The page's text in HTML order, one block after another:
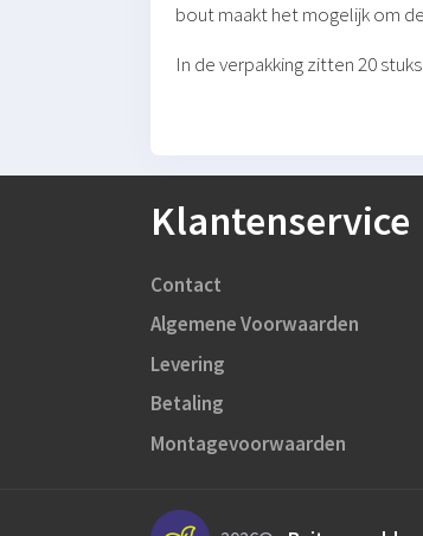
bout maakt het mogelijk om
In de verpakking zitten 20
Klantenservice
Contact
Algemene Voorwaarden
Levering
Betaling
Montagevoorwaarden